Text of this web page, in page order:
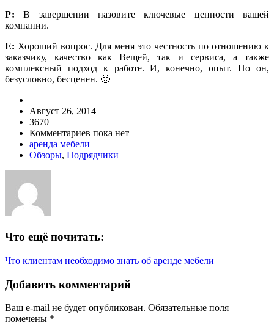
Р: В завершении назовите ключевые ценности вашей
компании.
Е: Хороший вопрос. Для меня это честность по отношению к
заказчику, качество как Вещей, так и сервиса, а также
комплексный подход к работе. И, конечно, опыт. Но он,
безусловно, бесценен. 🙂
Август 26, 2014
3670
Комментариев пока нет
аренда мебели
Обзоры, Подрядчики
Что ещё почитать:
Что клиентам необходимо знать об аренде мебели
Добавить комментарий
Ваш e-mail не будет опубликован. Обязательные поля
помечены *